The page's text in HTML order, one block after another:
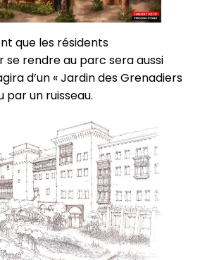
que les résidents
rendre au parc sera aussi
d’un « Jardin des Grenadiers
par un ruisseau.